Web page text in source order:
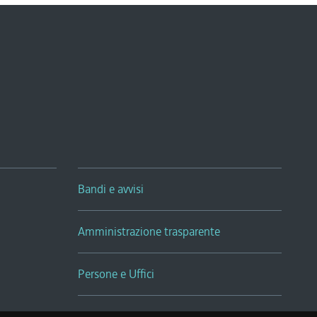
Bandi e avvisi
Amministrazione trasparente
Persone e Uffici